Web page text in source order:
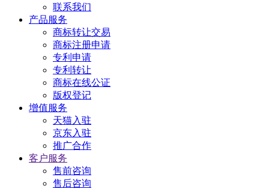
联系我们
产品服务
商标转让交易
商标注册申请
专利申请
专利转让
商标在线公证
版权登记
增值服务
天猫入驻
京东入驻
推广合作
客户服务
售前咨询
售后咨询